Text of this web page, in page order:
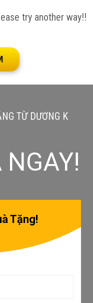
try another way!!
TỪ DƯƠNG K
Tặng!